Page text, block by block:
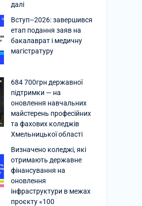
далі
Вступ–2026: завершився
етап подання заяв на
бакалаврат і медичну
магістратуру
684 700грн державної
підтримки — на
оновлення навчальних
майстерень професійних
та фахових коледжів
Хмельницької області
Визначено коледжі, які
отримають державне
фінансування на
оновлення
інфраструктури в межах
проєкту «100